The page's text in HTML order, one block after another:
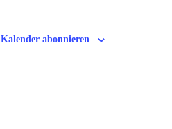
Kalender abonnieren